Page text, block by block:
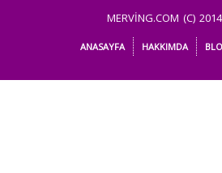
MERVİNG.COM (C)
ANASAYFA HAKKIMDA